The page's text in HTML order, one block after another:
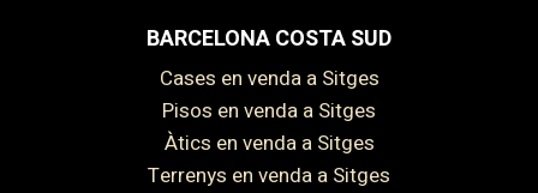
BARCELONA COSTA SUD
Cases en venda a Sitges
Pisos en venda a Sitges
Àtics en venda a Sitges
Terrenys en venda a Sitges